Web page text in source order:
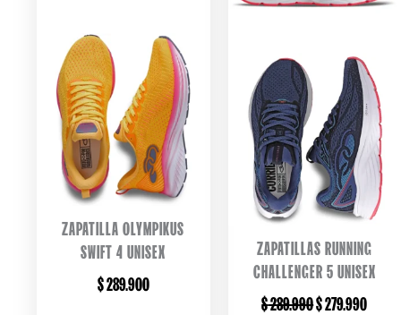
ZAPATILLA OLYMPIKUS
SWIFT 4 UNISEX
$289.900
ZAPATILLAS RUNNING
CHALLENGER 5 UNISEX
$289.990ORIGINAL
$279.990